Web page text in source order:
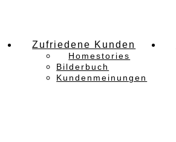
Zufriedene Kunden
Homestories
Bilderbuch
Kundenmeinungen